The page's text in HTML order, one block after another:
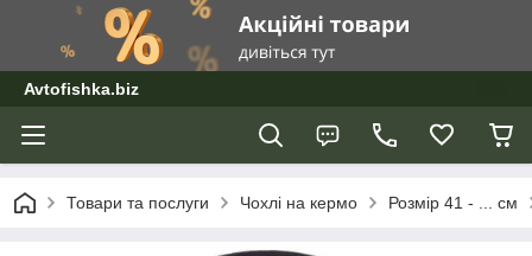
Avtofishka.biz
Товари та послуги Чохлі на кермо Розмір 41 - ... см